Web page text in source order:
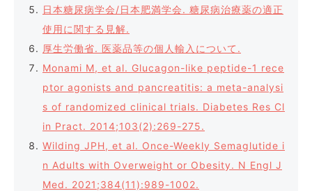
日本糖尿病学会/日本肥満学会. 糖尿病治療薬の適正
使用に関する見解.
厚生労働省. 医薬品等の個人輸入について.
Monami M, et al. Glucagon-like peptide-1 rece
ptor agonists and pancreatitis: a meta-analysi
s of randomized clinical trials. Diabetes Res Cl
in Pract. 2014;103(2):269-275.
Wilding JPH, et al. Once-Weekly Semaglutide i
n Adults with Overweight or Obesity. N Engl J
Med. 2021;384(11):989-1002.